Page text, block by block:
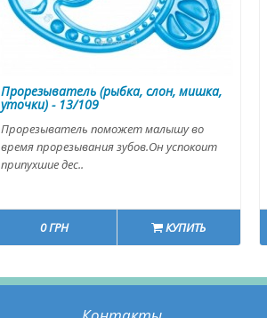
Прорезыватель (рыбка, слон, мишка,
уточки) - 13/109
Прорезыватель поможет малышу во
время прорезывания зубов.Он успокоит
припухшие дес..
0 ГРН КУПИТЬ